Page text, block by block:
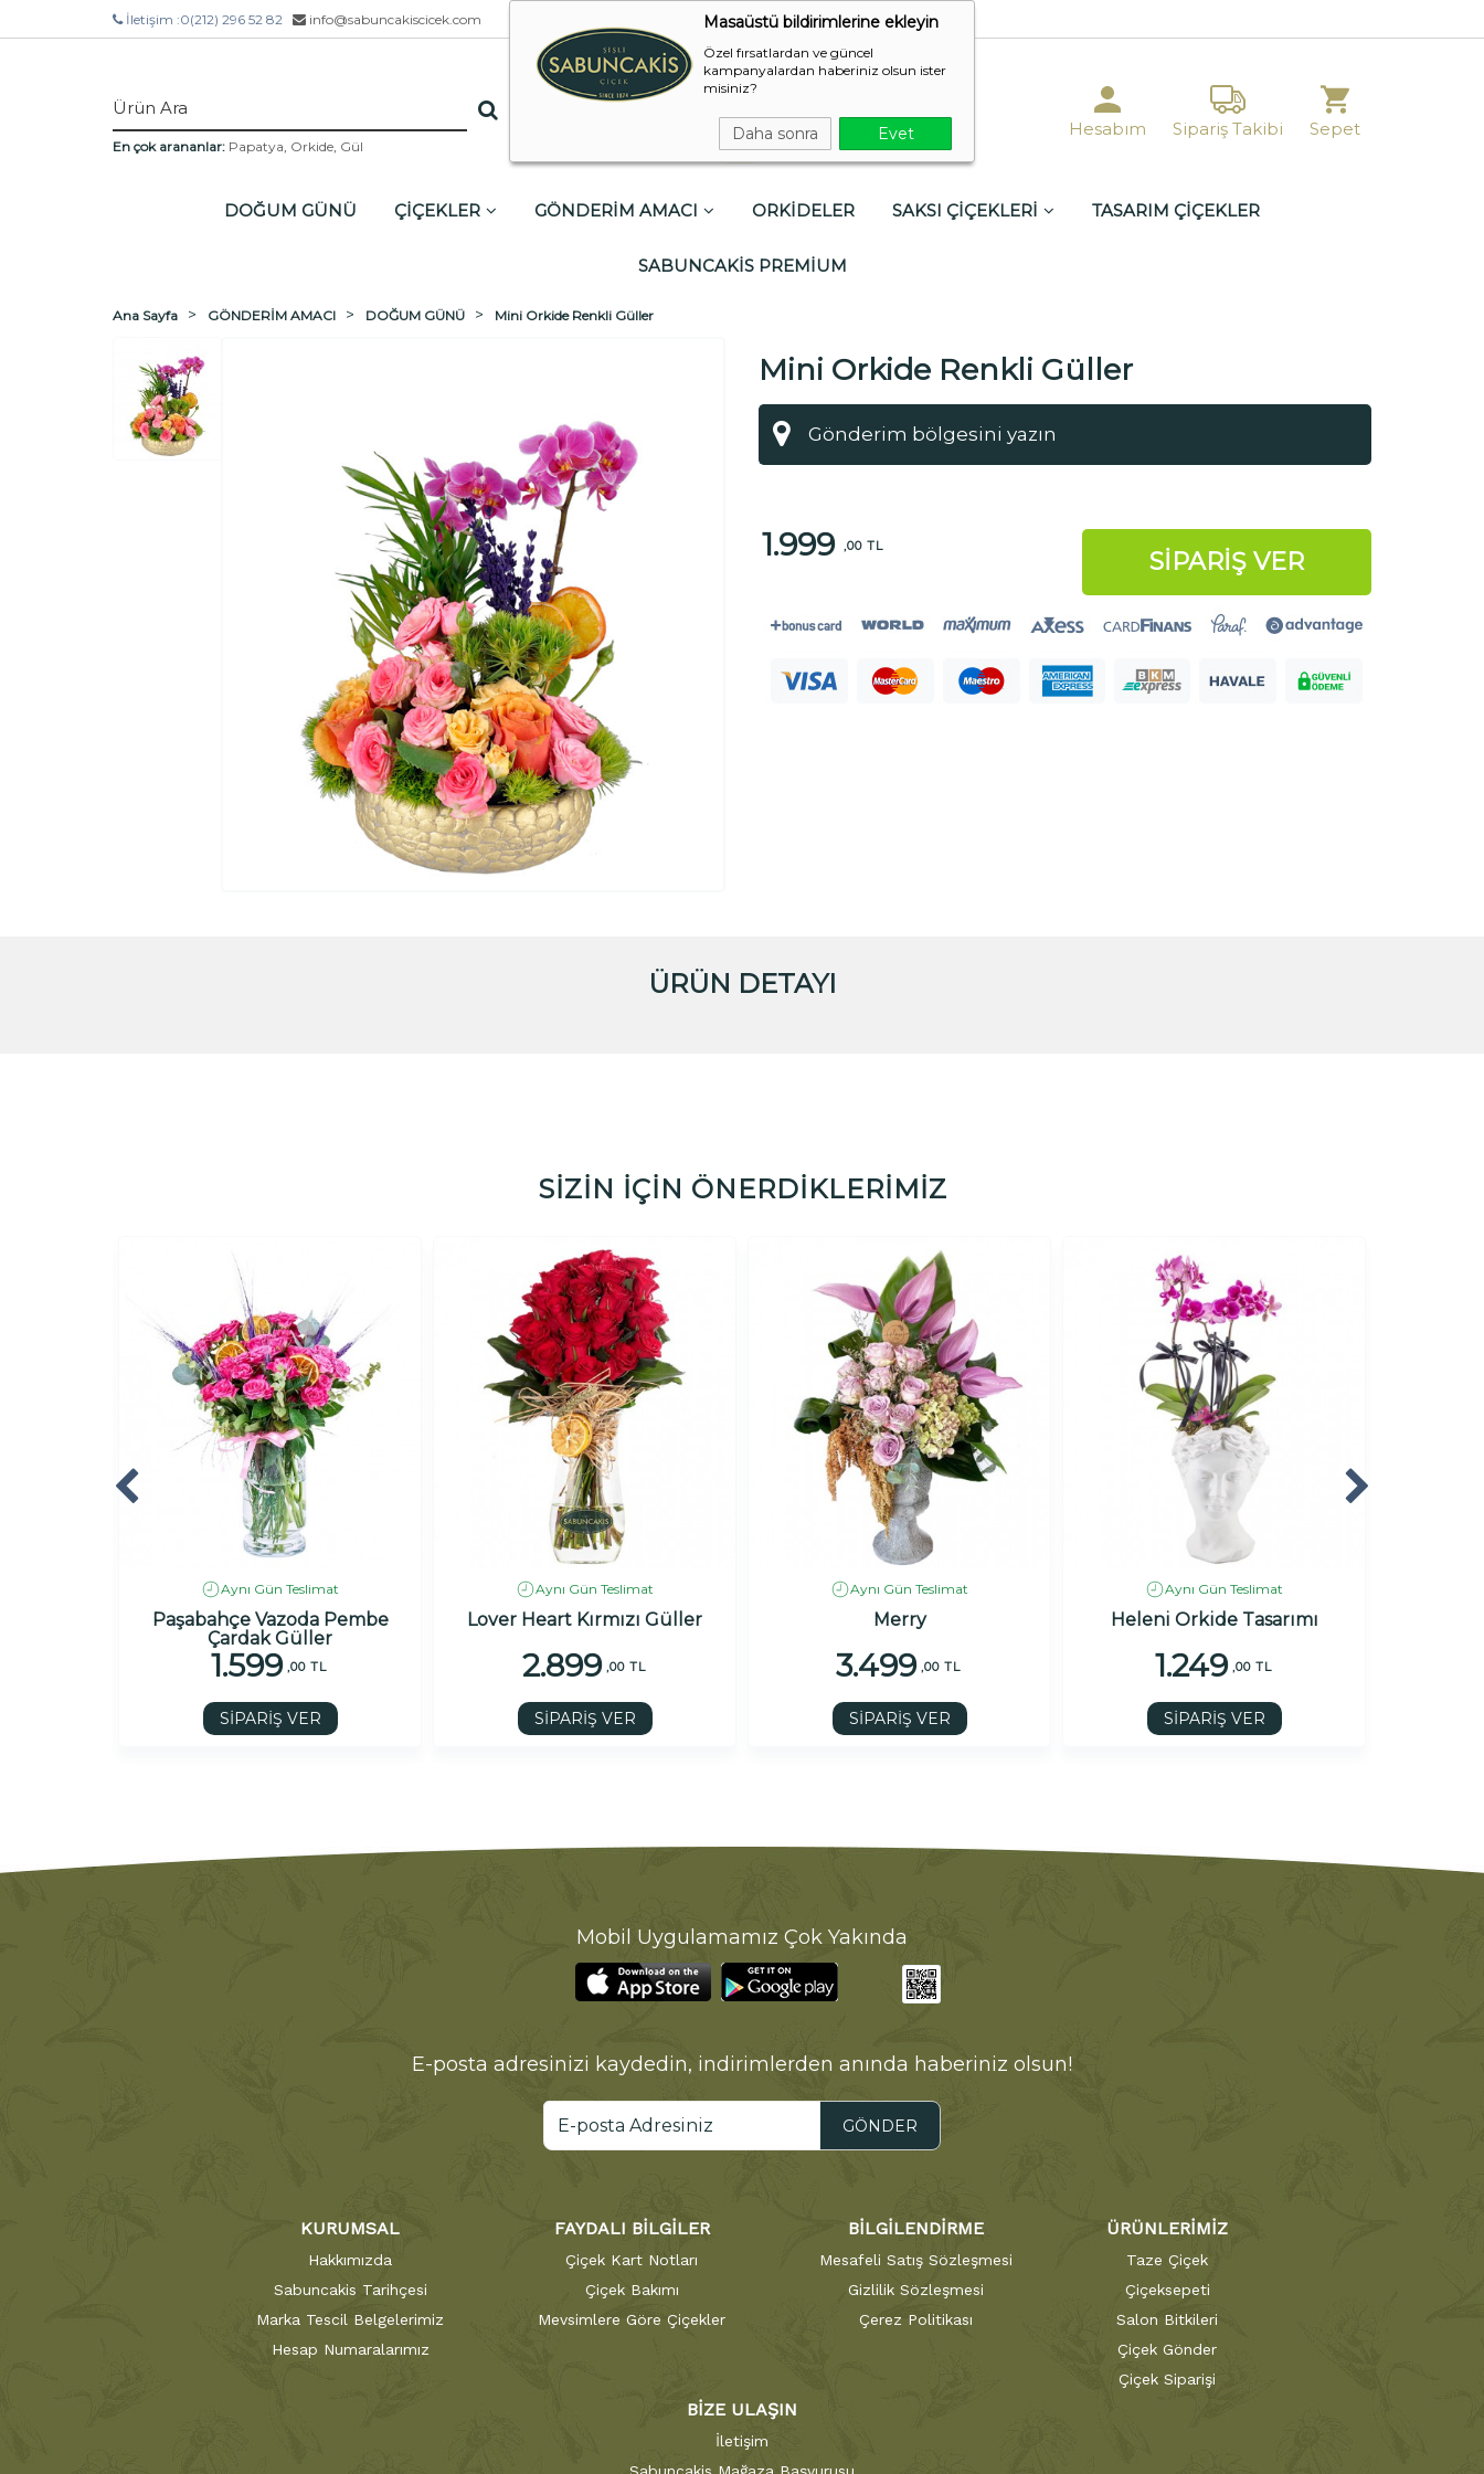
Masaüstü bildirimlerine ekleyin
Özel fırsatlardan ve güncel
kampanyalardan haberiniz olsun ister
misiniz?
Daha sonra Evet
İletişim :0(212) 296 52 82 info@sabuncakiscicek.com
En çok arananlar: Papatya, Orkide, Gül
Hesabım Sipariş Takibi Sepet
DOĞUM GÜNÜ ÇİÇEKLER GÖNDERİM AMACI ORKİDELER SAKSI ÇİÇEKLERİ TASARIM ÇİÇEKLER
SABUNCAKİS PREMİUM
Ana Sayfa GÖNDERİM AMACI DOĞUM GÜNÜ Mini Orkide Renkli Güller
Mini Orkide Renkli Güller
1.999 ,00 TL
SİPARİŞ VER
ÜRÜN DETAYI
SİZİN İÇİN ÖNERDİKLERİMİZ
Aynı Gün Teslimat
Paşabahçe Vazoda Pembe
Çardak Güller
1.599 ,00 TL
SİPARİŞ VER
Aynı Gün Teslimat
Lover Heart Kırmızı Güller
2.899 ,00 TL
SİPARİŞ VER
Aynı Gün Teslimat
Merry
3.499 ,00 TL
SİPARİŞ VER
Aynı Gün Teslimat
Heleni Orkide Tasarımı
1.249 ,00 TL
SİPARİŞ VER
Mobil Uygulamamız Çok Yakında
E-posta adresinizi kaydedin, indirimlerden anında haberiniz olsun!
GÖNDER
KURUMSAL
Hakkımızda
Sabuncakis Tarihçesi
Marka Tescil Belgelerimiz
Hesap Numaralarımız
FAYDALI BİLGİLER
Çiçek Kart Notları
Çiçek Bakımı
Mevsimlere Göre Çiçekler
BİLGİLENDİRME
Mesafeli Satış Sözleşmesi
Gizlilik Sözleşmesi
Çerez Politikası
ÜRÜNLERİMİZ
Taze Çiçek
Çiçeksepeti
Salon Bitkileri
Çiçek Gönder
Çiçek Siparişi
BİZE ULAŞIN
İletişim